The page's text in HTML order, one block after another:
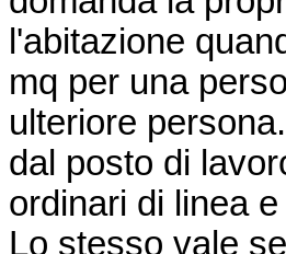
l'abitazione
mq per una
ulteriore
dal posto di
ordinari di linea
Lo stesso vale